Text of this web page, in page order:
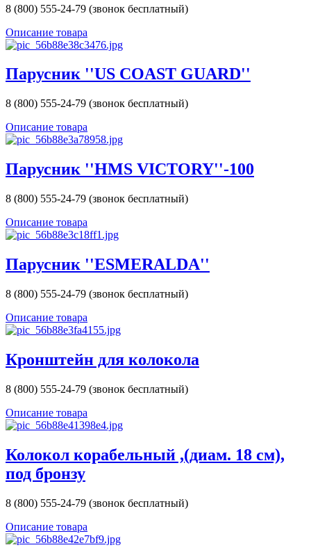
8 (800) 555-24-79 (звонок бесплатный)
Описание товара
Парусник ''US COAST GUARD''
8 (800) 555-24-79 (звонок бесплатный)
Описание товара
Парусник ''HMS VICTORY''-100
8 (800) 555-24-79 (звонок бесплатный)
Описание товара
Парусник ''ESMERALDA''
8 (800) 555-24-79 (звонок бесплатный)
Описание товара
Кронштейн для колокола
8 (800) 555-24-79 (звонок бесплатный)
Описание товара
Колокол корабельный ,(диам. 18 см),
под бронзу
8 (800) 555-24-79 (звонок бесплатный)
Описание товара